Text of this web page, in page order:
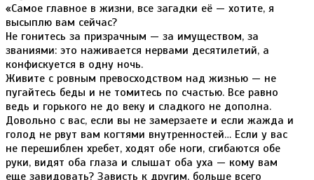
«Самое главное в жизни, все загадки её — хотите, я
высыплю вам сейчас?
Не гонитесь за призрачным — за имуществом, за
званиями: это наживается нервами десятилетий, а
конфискуется в одну ночь.
Живите с ровным превосходством над жизнью — не
пугайтесь беды и не томитесь по счастью. Все равно
ведь и горького не до веку и сладкого не дополна.
Довольно с вас, если вы не замерзаете и если жажда и
голод не рвут вам когтями внутренностей… Если у вас
не перешиблен хребет, ходят обе ноги, сгибаются обе
руки, видят оба глаза и слышат оба уха — кому вам
еще завидовать? Зависть к другим, больше всего